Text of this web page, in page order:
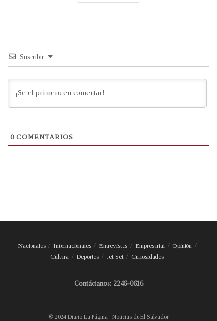
Suscribir
0 COMENTARIOS
Nacionales Internacionales Entrevistas Empresarial
Opinión
Cultura
Deportes Jet Set Curiosidades
Contáctanos: 2246-0616
© 2024 Diario La Página - Noticias de El Salvador